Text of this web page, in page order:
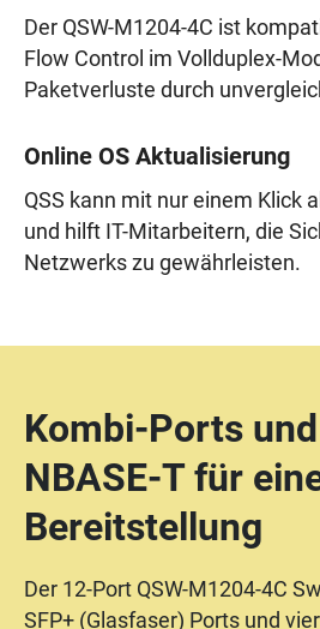
Der QSW-M1204-4C ist
Flow Control im Vollduplex-
Paketverluste durch
Online OS Aktualisierung
QSS kann mit nur einem Klick
und hilft IT-Mitarbeitern, die
Netzwerks zu gewährleisten.
Kombi-Ports
NBASE-T für
Bereitstellung
Der 12-Port QSW-M1204-4C
SFP+ (Glasfaser) Ports und